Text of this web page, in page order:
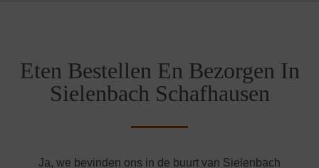
Eten Bestellen En Bezorgen In
Sielenbach Schafhausen
Ja, we bevinden ons in de buurt van Sielenbach